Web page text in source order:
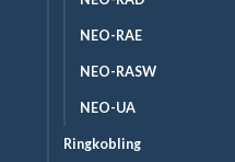
NEO-RAE
NEO-RASW
NEO-UA
Ringkobling